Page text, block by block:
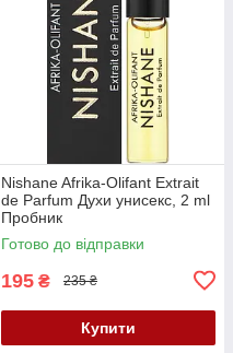
Nishane Afrika-Olifant Extrait
de Parfum Духи унисекс, 2 ml
Пробник
Готово до відправки
195 ₴ 235 ₴
Купити